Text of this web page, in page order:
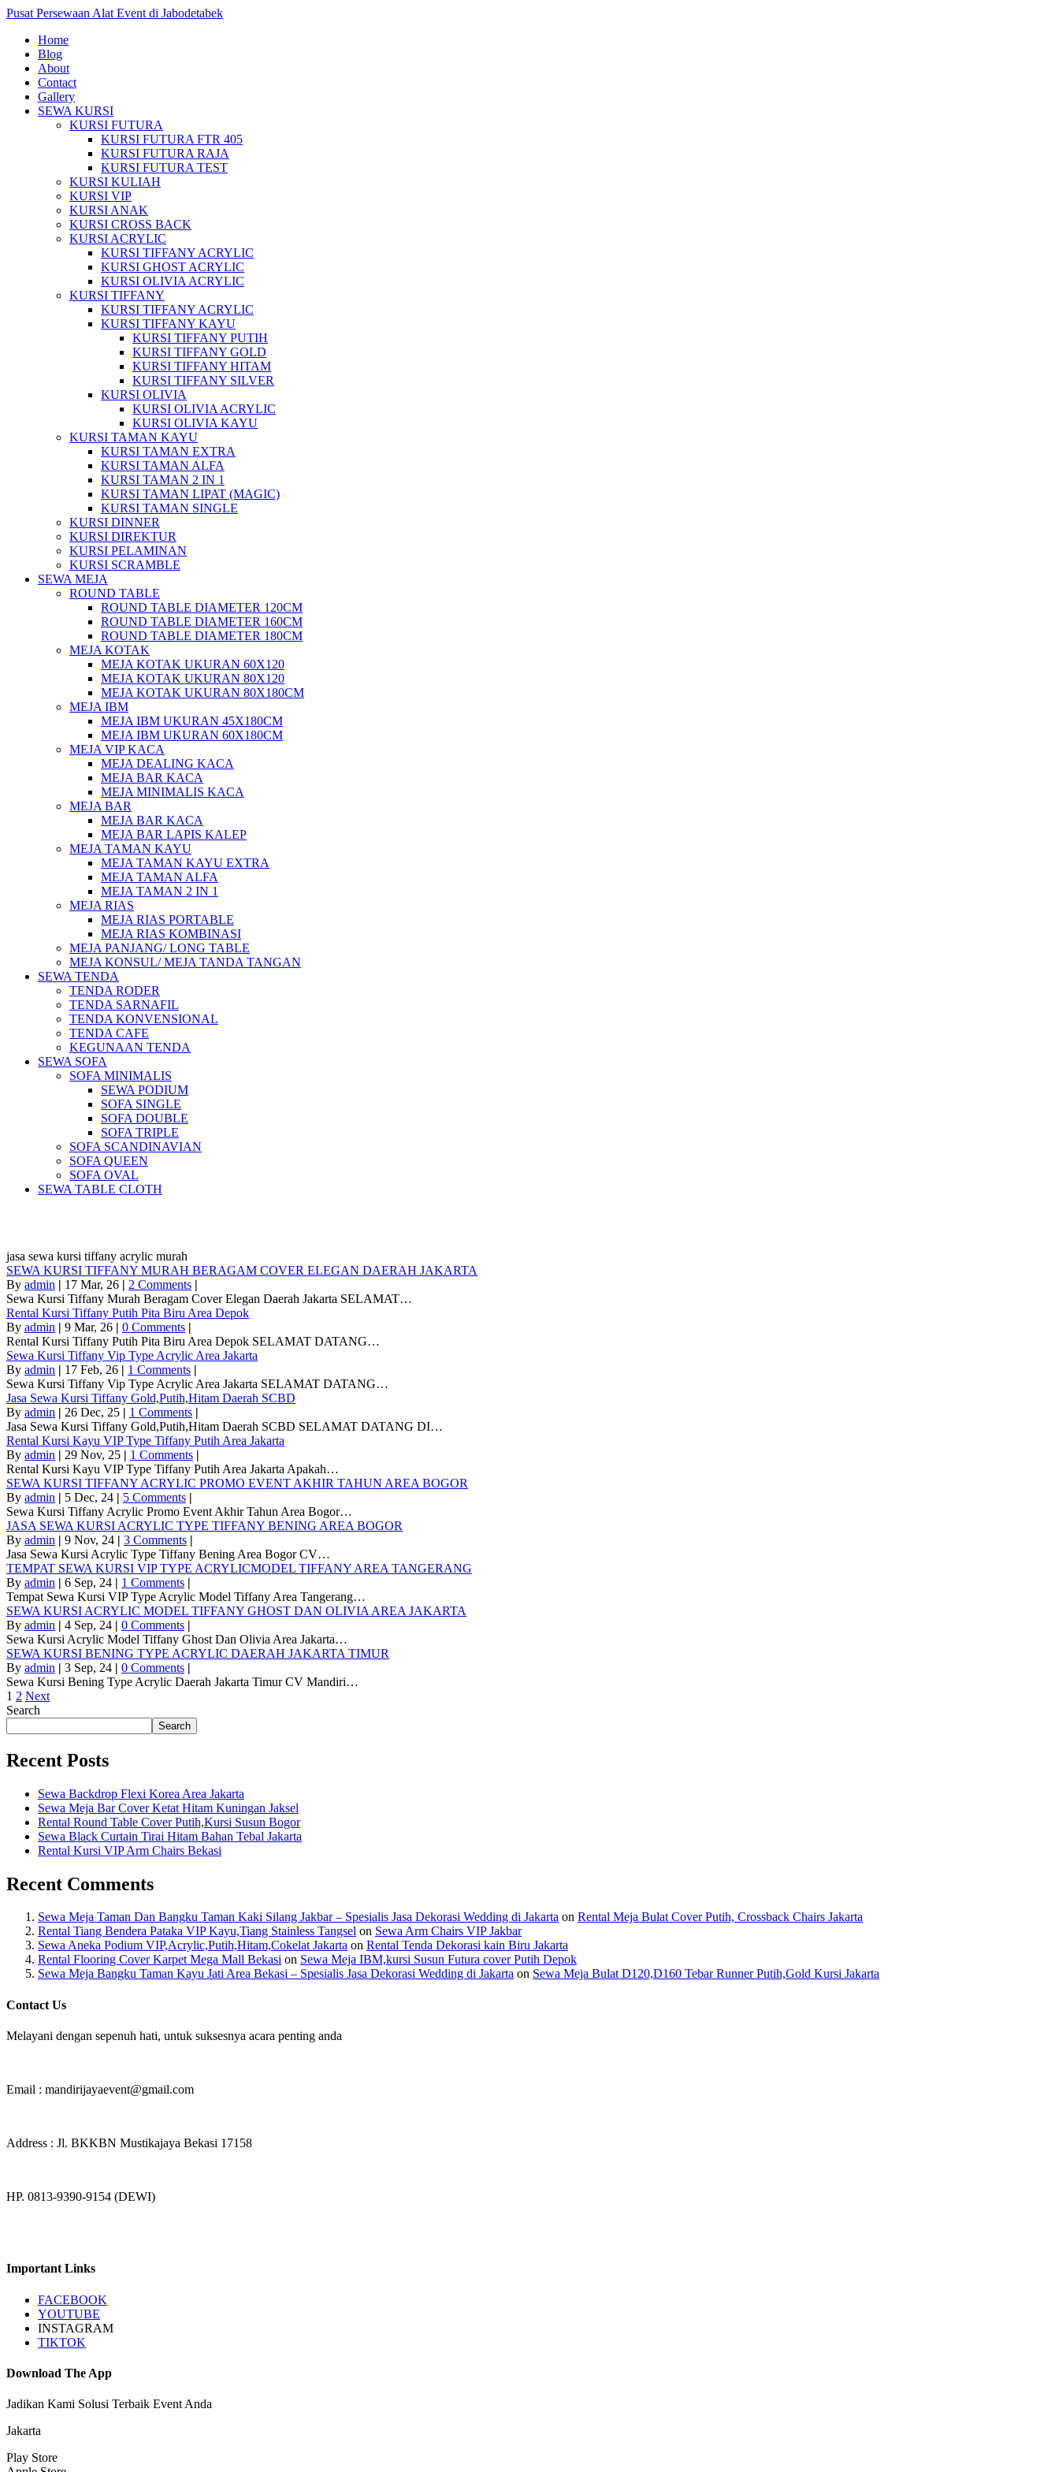
Pusat Persewaan Alat Event di Jabodetabek
Home
Blog
About
Contact
Gallery
SEWA KURSI
KURSI FUTURA
KURSI FUTURA FTR 405
KURSI FUTURA RAJA
KURSI FUTURA TEST
KURSI KULIAH
KURSI VIP
KURSI ANAK
KURSI CROSS BACK
KURSI ACRYLIC
KURSI TIFFANY ACRYLIC
KURSI GHOST ACRYLIC
KURSI OLIVIA ACRYLIC
KURSI TIFFANY
KURSI TIFFANY ACRYLIC
KURSI TIFFANY KAYU
KURSI TIFFANY PUTIH
KURSI TIFFANY GOLD
KURSI TIFFANY HITAM
KURSI TIFFANY SILVER
KURSI OLIVIA
KURSI OLIVIA ACRYLIC
KURSI OLIVIA KAYU
KURSI TAMAN KAYU
KURSI TAMAN EXTRA
KURSI TAMAN ALFA
KURSI TAMAN 2 IN 1
KURSI TAMAN LIPAT (MAGIC)
KURSI TAMAN SINGLE
KURSI DINNER
KURSI DIREKTUR
KURSI PELAMINAN
KURSI SCRAMBLE
SEWA MEJA
ROUND TABLE
ROUND TABLE DIAMETER 120CM
ROUND TABLE DIAMETER 160CM
ROUND TABLE DIAMETER 180CM
MEJA KOTAK
MEJA KOTAK UKURAN 60X120
MEJA KOTAK UKURAN 80X120
MEJA KOTAK UKURAN 80X180CM
MEJA IBM
MEJA IBM UKURAN 45X180CM
MEJA IBM UKURAN 60X180CM
MEJA VIP KACA
MEJA DEALING KACA
MEJA BAR KACA
MEJA MINIMALIS KACA
MEJA BAR
MEJA BAR KACA
MEJA BAR LAPIS KALEP
MEJA TAMAN KAYU
MEJA TAMAN KAYU EXTRA
MEJA TAMAN ALFA
MEJA TAMAN 2 IN 1
MEJA RIAS
MEJA RIAS PORTABLE
MEJA RIAS KOMBINASI
MEJA PANJANG/ LONG TABLE
MEJA KONSUL/ MEJA TANDA TANGAN
SEWA TENDA
TENDA RODER
TENDA SARNAFIL
TENDA KONVENSIONAL
TENDA CAFE
KEGUNAAN TENDA
SEWA SOFA
SOFA MINIMALIS
SEWA PODIUM
SOFA SINGLE
SOFA DOUBLE
SOFA TRIPLE
SOFA SCANDINAVIAN
SOFA QUEEN
SOFA OVAL
SEWA TABLE CLOTH
jasa sewa kursi tiffany acrylic murah
SEWA KURSI TIFFANY MURAH BERAGAM COVER ELEGAN DAERAH JAKARTA
By admin | 17 Mar, 26 | 2 Comments |
Sewa Kursi Tiffany Murah Beragam Cover Elegan Daerah Jakarta SELAMAT…
Rental Kursi Tiffany Putih Pita Biru Area Depok
By admin | 9 Mar, 26 | 0 Comments |
Rental Kursi Tiffany Putih Pita Biru Area Depok SELAMAT DATANG…
Sewa Kursi Tiffany Vip Type Acrylic Area Jakarta
By admin | 17 Feb, 26 | 1 Comments |
Sewa Kursi Tiffany Vip Type Acrylic Area Jakarta SELAMAT DATANG…
Jasa Sewa Kursi Tiffany Gold,Putih,Hitam Daerah SCBD
By admin | 26 Dec, 25 | 1 Comments |
Jasa Sewa Kursi Tiffany Gold,Putih,Hitam Daerah SCBD SELAMAT DATANG DI…
Rental Kursi Kayu VIP Type Tiffany Putih Area Jakarta
By admin | 29 Nov, 25 | 1 Comments |
Rental Kursi Kayu VIP Type Tiffany Putih Area Jakarta Apakah…
SEWA KURSI TIFFANY ACRYLIC PROMO EVENT AKHIR TAHUN AREA BOGOR
By admin | 5 Dec, 24 | 5 Comments |
Sewa Kursi Tiffany Acrylic Promo Event Akhir Tahun Area Bogor…
JASA SEWA KURSI ACRYLIC TYPE TIFFANY BENING AREA BOGOR
By admin | 9 Nov, 24 | 3 Comments |
Jasa Sewa Kursi Acrylic Type Tiffany Bening Area Bogor CV…
TEMPAT SEWA KURSI VIP TYPE ACRYLICMODEL TIFFANY AREA TANGERANG
By admin | 6 Sep, 24 | 1 Comments |
Tempat Sewa Kursi VIP Type Acrylic Model Tiffany Area Tangerang…
SEWA KURSI ACRYLIC MODEL TIFFANY GHOST DAN OLIVIA AREA JAKARTA
By admin | 4 Sep, 24 | 0 Comments |
Sewa Kursi Acrylic Model Tiffany Ghost Dan Olivia Area Jakarta…
SEWA KURSI BENING TYPE ACRYLIC DAERAH JAKARTA TIMUR
By admin | 3 Sep, 24 | 0 Comments |
Sewa Kursi Bening Type Acrylic Daerah Jakarta Timur CV Mandiri…
1 2 Next
Search
Search
Recent Posts
Sewa Backdrop Flexi Korea Area Jakarta
Sewa Meja Bar Cover Ketat Hitam Kuningan Jaksel
Rental Round Table Cover Putih,Kursi Susun Bogor
Sewa Black Curtain Tirai Hitam Bahan Tebal Jakarta
Rental Kursi VIP Arm Chairs Bekasi
Recent Comments
Sewa Meja Taman Dan Bangku Taman Kaki Silang Jakbar – Spesialis Jasa Dekorasi Wedding di Jakarta on Rental Meja Bulat Cover Putih, Crossback Chairs Jakarta
Rental Tiang Bendera Pataka VIP Kayu,Tiang Stainless Tangsel on Sewa Arm Chairs VIP Jakbar
Sewa Aneka Podium VIP,Acrylic,Putih,Hitam,Cokelat Jakarta on Rental Tenda Dekorasi kain Biru Jakarta
Rental Flooring Cover Karpet Mega Mall Bekasi on Sewa Meja IBM,kursi Susun Futura cover Putih Depok
Sewa Meja Bangku Taman Kayu Jati Area Bekasi – Spesialis Jasa Dekorasi Wedding di Jakarta on Sewa Meja Bulat D120,D160 Tebar Runner Putih,Gold Kursi Jakarta
Contact Us
Melayani dengan sepenuh hati, untuk suksesnya acara penting anda
Email : mandirijayaevent@gmail.com
Address : Jl. BKKBN Mustikajaya Bekasi 17158
HP. 0813-9390-9154 (DEWI)
Important Links
FACEBOOK
YOUTUBE
INSTAGRAM
TIKTOK
Download The App
Jadikan Kami Solusi Terbaik Event Anda
Jakarta
Play Store